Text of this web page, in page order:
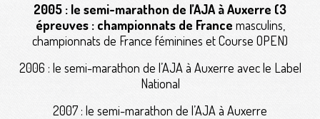
2005 : le semi-marathon de l’AJA à Auxerre (3
épreuves : championnats de France masculins,
championnats de France féminines et Course OPEN)
2006 : le semi-marathon de l’AJA à Auxerre avec le Label
National
2007 : le semi-marathon de l’AJA à Auxerre